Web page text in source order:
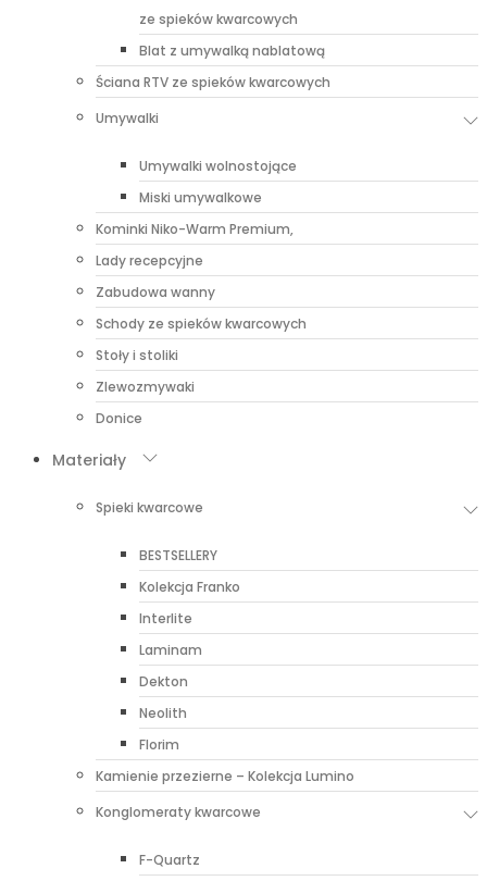
ze spieków kwarcowych
Blat z umywalką nablatową
Ściana RTV ze spieków kwarcowych
Umywalki
Umywalki wolnostojące
Miski umywalkowe
Kominki Niko-Warm Premium,
Lady recepcyjne
Zabudowa wanny
Schody ze spieków kwarcowych
Stoły i stoliki
Zlewozmywaki
Donice
Materiały
Spieki kwarcowe
BESTSELLERY
Kolekcja Franko
Interlite
Laminam
Dekton
Neolith
Florim
Kamienie przezierne – Kolekcja Lumino
Konglomeraty kwarcowe
F-Quartz